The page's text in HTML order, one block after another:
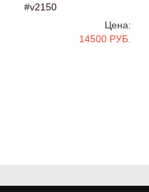
#v2150
Цена:
14500 РУБ.